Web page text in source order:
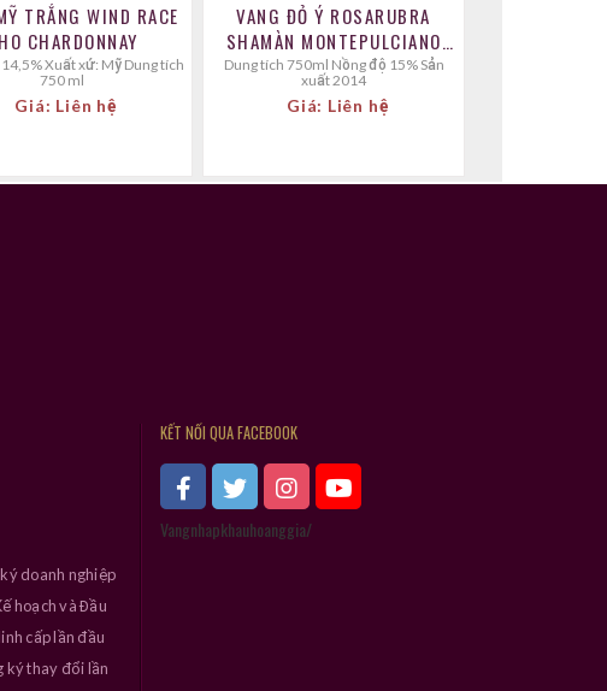
TRẮNG WIND RACE
CHARDONNAY
750 ml
Giá: Liên hệ
VANG ĐỎ Ý ROSARUBRA
SHAMÀN MONTEPULCIANO
NHO MONTEPULCIANO
Dung tích 750ml Nồng độ 15% Sản
xuất 2014
Giá: Liên hệ
doanh nghiệp
hoạch và Đầu
cấp lần đầu
ký thay đổi lần
KẾT NỐI QUA FACEBOOK
Vangnhapkhauhoanggia/